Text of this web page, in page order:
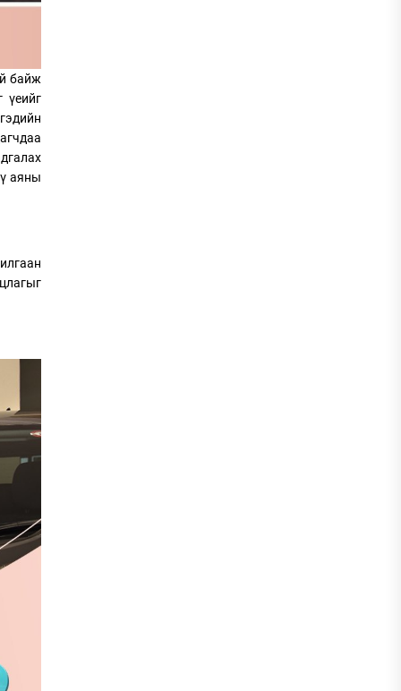
байж
үеийг
аяны